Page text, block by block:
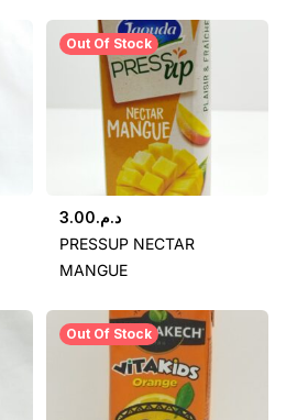
Out Of Stock
د.م.3.00
PRESSUP NECTAR
MANGUE
Out Of Stock